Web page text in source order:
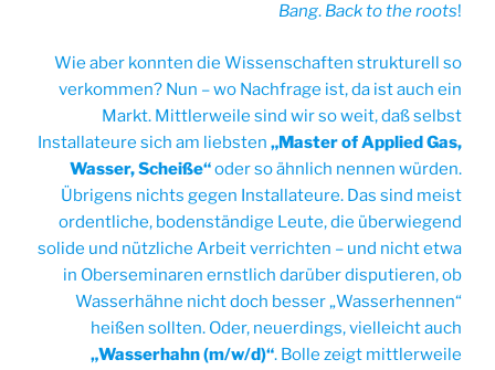
Bang. Back to the roots!
Wie aber konnten die Wissenschaften strukturell so
verkommen? Nun – wo Nachfrage ist, da ist auch ein
Markt. Mittlerweile sind wir so weit, daß selbst
Installateure sich am liebsten „Master of Applied Gas,
Wasser, Scheiße“oder so ähnlich nennen würden.
Übrigens nichts gegen Installateure. Das sind meist
ordentliche, bodenständige Leute, die überwiegend
solide und nützliche Arbeit verrichten – und nicht etwa
in Oberseminaren ernstlich darüber disputieren, ob
Wasserhähne nicht doch besser „Wasserhennen“
heißen sollten. Oder, neuerdings, vielleicht auch
„Wasserhahn (m/w/d)“. Bolle zeigt mittlerweile